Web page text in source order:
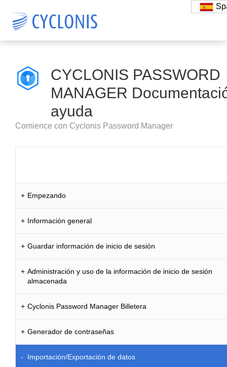
CYCLONIS PASSWORD
MANAGER
ayuda
Comience con Cyclonis Password Manager
Empezando
Información general
Guardar información de inicio de sesión
Administración y uso de la información de inicio de sesión
almacenada
Cyclonis Password Manager Billetera
Generador de contraseñas
Importación/Exportación de datos